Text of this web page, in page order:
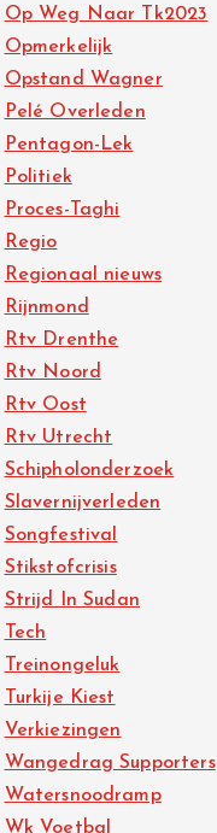
Op Weg Naar Tk2023
Opmerkelijk
Opstand Wagner
Pelé Overleden
Pentagon-Lek
Politiek
Proces-Taghi
Regio
Regionaal nieuws
Rijnmond
Rtv Drenthe
Rtv Noord
Rtv Oost
Rtv Utrecht
Schipholonderzoek
Slavernijverleden
Songfestival
Stikstofcrisis
Strijd In Sudan
Tech
Treinongeluk
Turkije Kiest
Verkiezingen
Wangedrag Supporters
Watersnoodramp
Wk Voetbal